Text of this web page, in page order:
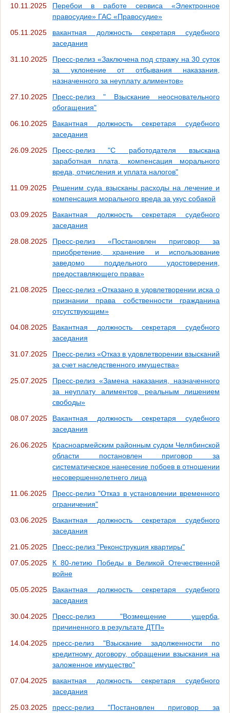
10.11.2025
Перебои в работе сервиса «Электронное
правосудие» ГАС «Правосудие»
05.11.2025
вакантная должность секретаря судебного
заседания
31.10.2025
Пресс-релиз «Заключена под стражу на 30 суток
за уклонение от отбывания наказания,
назначенного за неуплату алиментов»
27.10.2025
Пресс-релиз " Взыскание неосновательного
обогащения"
06.10.2025
Вакантная должность секретаря судебного
заседания
26.09.2025
Пресс-релиз "С работодателя взыскана
заработная плата, компенсация морального
вреда, отчисления и уплата налогов"
11.09.2025
Решеним суда взысканы расходы на лечение и
компенсация морального вреда за укус собакой
03.09.2025
Вакантная должность секретаря судебного
заседания
28.08.2025
Пресс-релиз «Постановлен приговор за
приобретение, хранение и использование
заведомо поддельного удостоверения,
предоставляющего права»
21.08.2025
Пресс-релиз «Отказано в удовлетворении иска о
признании права собственности гражданина
отсутствующим»
04.08.2025
Вакантная должность секретаря судебного
заседания
31.07.2025
Пресс-релиз «Отказ в удовлетворении взысканий
за счет наследственного имущества»
25.07.2025
Пресс-релиз «Замена наказания, назначенного
за неуплату алиментов, реальным лишением
свободы»
08.07.2025
Вакантная должность секретаря судебного
заседания
26.06.2025
Красноармейским районным судом Челябинской
области постановлен приговор за
систематическое нанесение побоев в отношении
несовершеннолетнего лица
11.06.2025
Пресс-релиз "Отказ в установлении временного
ограничения"
03.06.2025
Вакантная должность секретаря судебного
заседания
21.05.2025
Пресс-релиз "Реконструкция квартиры"
07.05.2025
К 80-летию Победы в Великой Отечественной
войне
05.05.2025
Вакантная должность секретаря судебного
заседания
30.04.2025
Пресс-релиз "Возмещение ущерба,
причиненного в результате ДТП»
14.04.2025
пресс-релиз "Взыскание задолженности по
кредитному договору, обращении взыскания на
заложенное имущество"
07.04.2025
вакантная должность секретаря судебного
заседания
25.03.2025
пресс-релиз "Постановлен приговор за